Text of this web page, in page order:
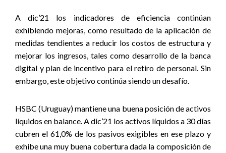
A dic’21 los indicadores de eficiencia continúan
exhibiendo mejoras, como resultado de la aplicación de
medidas tendientes a reducir los costos de estructura y
mejorar los ingresos, tales como desarrollo de la banca
digital y plan de incentivo para el retiro de personal. Sin
embargo, este objetivo continúa siendo un desafío.
HSBC (Uruguay) mantiene una buena posición de activos
líquidos en balance. A dic’21 los activos líquidos a 30 días
cubren el 61,0% de los pasivos exigibles en ese plazo y
exhibe una muy buena cobertura dada la composición de